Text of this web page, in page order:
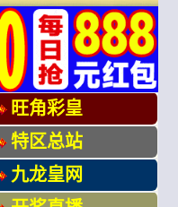
旺角彩皇
特区总站
九龙皇网